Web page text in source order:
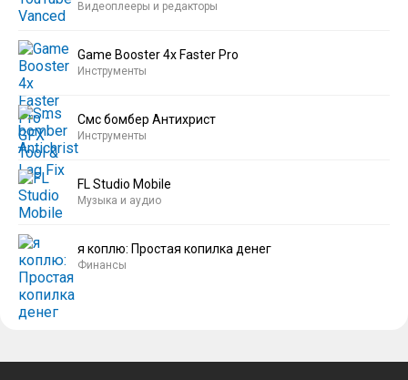
Видеоплееры и редакторы
Game Booster 4x Faster Pro
Инструменты
Смс бомбер Антихрист
Инструменты
FL Studio Mobile
Музыка и аудио
я коплю: Простая копилка денег
Финансы